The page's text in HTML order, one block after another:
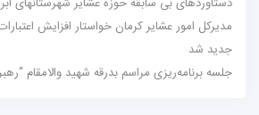
مدیرکل امور عشایر کرمان خواستار افزایش
جدید شد
جلسه برنامه‌ریزی مراسم بدرقه شهید والامقام